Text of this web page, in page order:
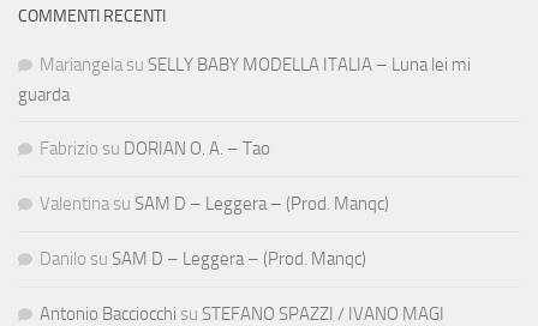
COMMENTI RECENTI
Mariangela su SELLY BABY MODELLA ITALIA – Luna lei mi
guarda
Fabrizio su DORIAN O. A. – Tao
Valentina su SAM D – Leggera – (Prod. Manqc)
Danilo su SAM D – Leggera – (Prod. Manqc)
Antonio Bacciocchi su STEFANO SPAZZI / IVANO MAGI